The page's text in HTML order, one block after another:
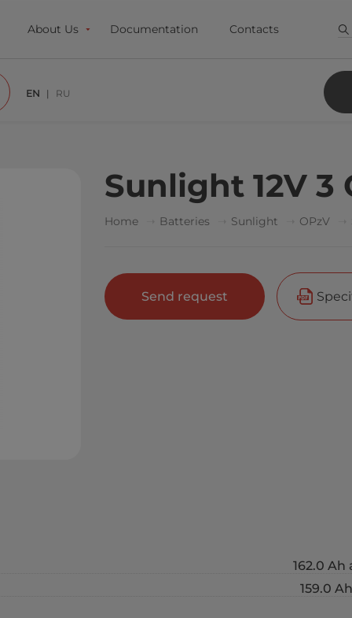
About Us Documentation Contacts
EN RU
Sunlight 12V 3
Home Batteries Sunlight OPzV
Send request
162.0 Ah
159.0